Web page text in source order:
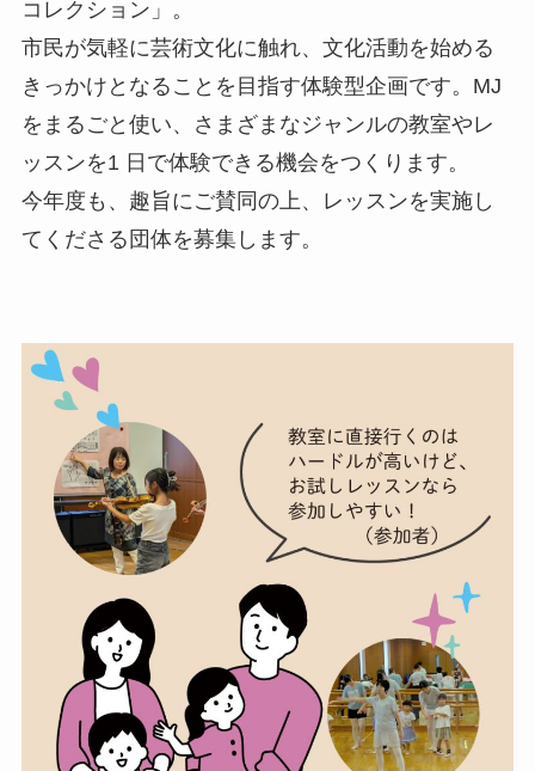
コレクション」。
市民が気軽に芸術文化に触れ、文化活動を始める
きっかけとなることを目指す体験型企画です。 MJ
をまるごと使い、さまざまなジャンルの教室やレ
ッスンを1 日で体験できる機会をつくります。
今年度も、趣旨にご賛同の上、レッスンを実施し
てくださる団体を募集します。